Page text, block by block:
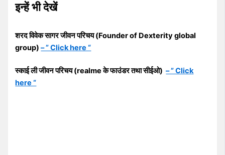
इन्हें भी देखें
शरद विवेक सागर जीवन परिचय (Founder of Dexterity global
group)– ” Click here “
स्काई ली जीवन परिचय (realme के फाउंडर तथा सीईओ)– ” Click
here “